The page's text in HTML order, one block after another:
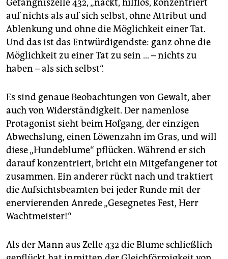
Gefängniszelle 432, „nackt, hilflos, konzentriert
auf nichts als auf sich selbst, ohne Attribut und
Ablenkung und ohne die Möglichkeit einer Tat.
Und das ist das Entwürdigendste: ganz ohne die
Möglichkeit zu einer Tat zu sein … – nichts zu
haben – als sich selbst“.
Es sind genaue Beobachtungen von Gewalt, aber
auch von Widerständigkeit. Der namenlose
Protagonist sieht beim Hofgang, der einzigen
Abwechslung, einen Löwenzahn im Gras, und will
diese „Hundeblume“ pflücken. Während er sich
darauf konzentriert, bricht ein Mitgefangener tot
zusammen. Ein anderer rückt nach und traktiert
die Aufsichtsbeamten bei jeder Runde mit der
enervierenden Anrede „Gesegnetes Fest, Herr
Wachtmeister!“
Als der Mann aus Zelle 432 die Blume schließlich